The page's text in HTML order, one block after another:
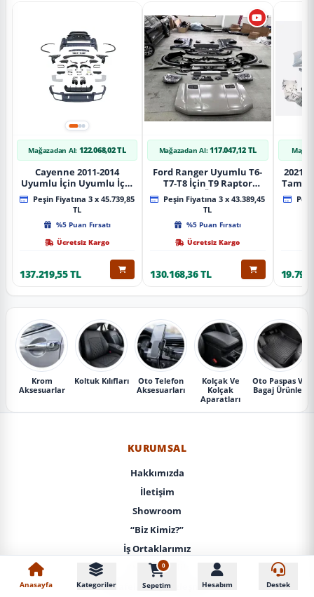
Mağazadan Al: 122.068,02 TL
Cayenne 2011-2014
Uyumlu İçin Uyumlu İçin
2019+ Bagaj Facelift
Parça
Peşin Fiyatına 3 x 45.739,85
TL
%5 Puan Fırsatı
Ücretsiz Kargo
137.219,55 TL
Mağazadan Al: 117.047,12 TL
Ford Ranger Uyumlu T6-
T7-T8 İçin T9 Raptor
Dönüşüm (Ön Arka Full)
Parça
Peşin Fiyatına 3 x 43.389,45
TL
%5 Puan Fırsatı
Ücretsiz Kargo
130.168,36 TL
2021+
Krom
Aksesuarlar
Koltuk Kılıfları
Oto Telefon
Aksesuarları
Kolçak Ve
Kolçak
Aparatları
Oto Paspas Ve
Bagaj Ürünleri
KURUMSAL
Hakkımızda
İletişim
Showroom
“Biz Kimiz?”
İş Ortaklarımız
KVKK / Gizlilik
Mesafeli Satış Sözleşmesi
Anasayfa Kategoriler
0
Sepetim Hesabım Destek